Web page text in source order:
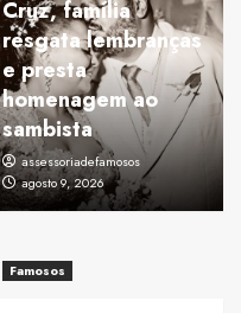
Cruz, família
resgata lembranças
e presta
homenagem ao
sambista
assessoriadefamosos
agosto 9, 2026
Famosos